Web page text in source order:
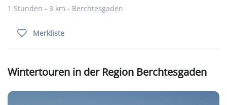
1 Stunden - 3 km - Berchtesgaden
Merkliste
Wintertouren in der Region Berchtesgaden